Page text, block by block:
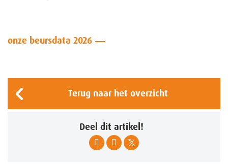
onze beursdata 2026
Terug naar het overzicht
Deel dit artikel!